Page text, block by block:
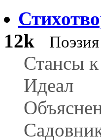
12k
Поэзия
Стансы
Идеал